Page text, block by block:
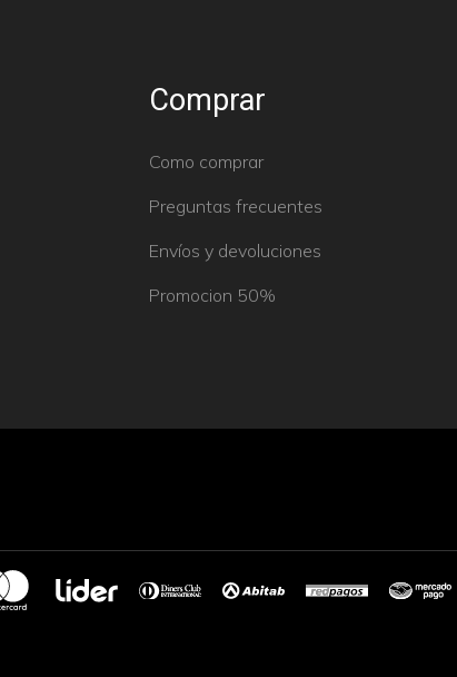
Comprar
Como comprar
Preguntas frecuentes
Envíos y devoluciones
Promocion 50%